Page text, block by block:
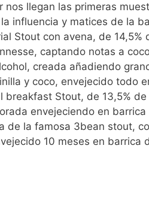
llegan las primeras
influencia y matices de la
Stout con avena, de 14,5%
captando notas a
creada añadiendo
y coco, envejecido todo
breakfast Stout, de 13,5%
envejeciendo en barrica
de la famosa 3bean stout,
10 meses en barrica